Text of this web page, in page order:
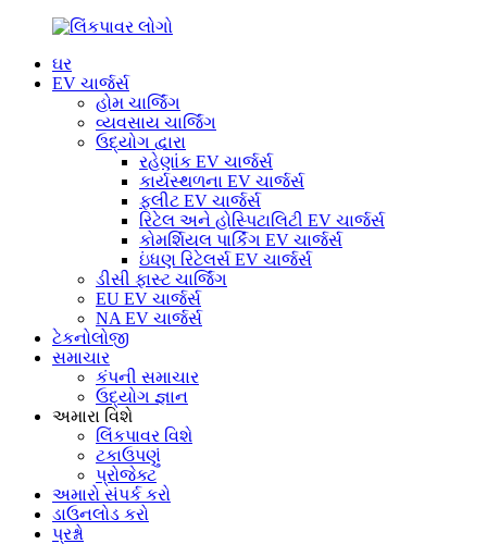
ઘર
EV ચાર્જર્સ
હોમ ચાર્જિંગ
વ્યવસાય ચાર્જિંગ
ઉદ્યોગ દ્વારા
રહેણાંક EV ચાર્જર્સ
કાર્યસ્થળના EV ચાર્જર્સ
ફ્લીટ EV ચાર્જર્સ
રિટેલ અને હોસ્પિટાલિટી EV ચાર્જર્સ
કોમર્શિયલ પાર્કિંગ EV ચાર્જર્સ
ઇંધણ રિટેલર્સ EV ચાર્જર્સ
ડીસી ફાસ્ટ ચાર્જિંગ
EU EV ચાર્જર્સ
NA EV ચાર્જર્સ
ટેકનોલોજી
સમાચાર
કંપની સમાચાર
ઉદ્યોગ જ્ઞાન
અમારા વિશે
લિંકપાવર વિશે
ટકાઉપણું
પ્રોજેક્ટ
અમારો સંપર્ક કરો
ડાઉનલોડ કરો
પ્રશ્નો